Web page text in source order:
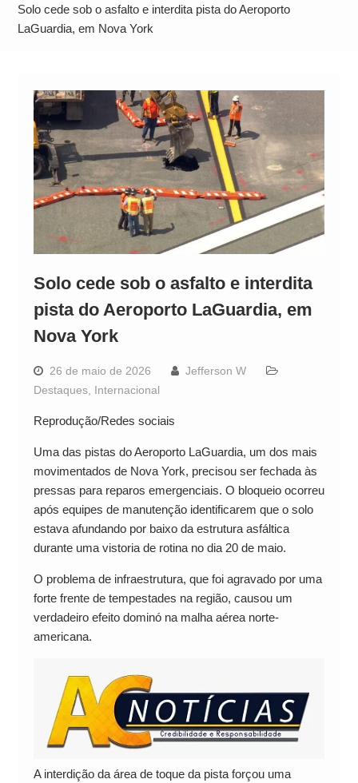
Alto
Solo cede sob o asfalto e interdita pista do Aeroporto
LaGuardia, em Nova York
Solo cede sob o asfalto e interdita
pista do Aeroporto LaGuardia, em
Nova York
26 de maio de 2026
Jefferson W
Destaques, Internacional
Reprodução/Redes sociais
Uma das pistas do Aeroporto LaGuardia, um dos mais
movimentados de Nova York, precisou ser fechada às
pressas para reparos emergenciais. O bloqueio ocorreu
após equipes de manutenção identificarem que o solo
estava afundando por baixo da estrutura asfáltica
durante uma vistoria de rotina no dia 20 de maio.
O problema de infraestrutura, que foi agravado por uma
forte frente de tempestades na região, causou um
verdadeiro efeito dominó na malha aérea norte-
americana.
A interdição da área de toque da pista forçou uma